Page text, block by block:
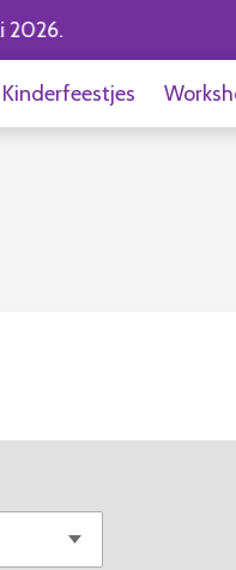
2026.
Kinderfeestjes